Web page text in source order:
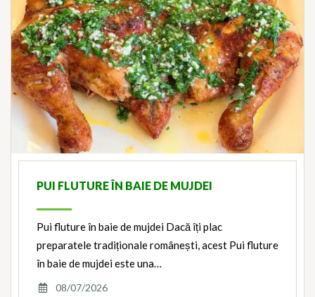
PUI FLUTURE ÎN BAIE DE MUJDEI
Pui fluture în baie de mujdei Dacă îți plac
preparatele tradiționale românești, acest Pui fluture
în baie de mujdei este una…
08/07/2026